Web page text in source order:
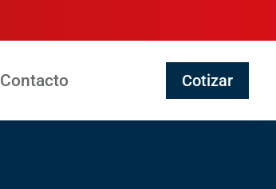
Contacto Cotizar